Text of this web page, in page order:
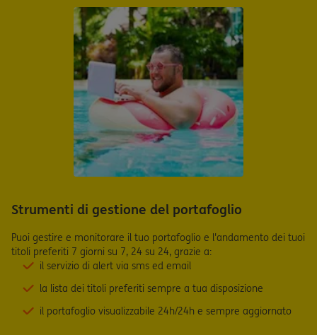
Strumenti di gestione del portafoglio
Puoi gestire e monitorare il tuo portafoglio e l'andamento dei tuoi
titoli preferiti 7 giorni su 7, 24 su 24, grazie a:
il servizio di alert via sms ed email
la lista dei titoli preferiti sempre a tua disposizione
il portafoglio visualizzabile 24h/24h e sempre aggiornato